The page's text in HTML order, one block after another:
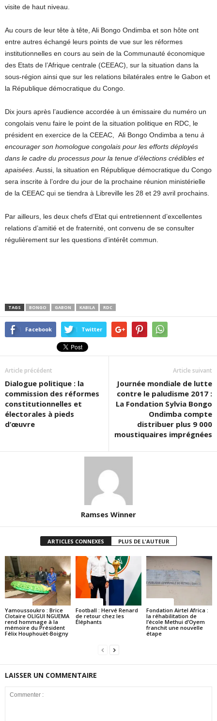
visite de haut niveau.
Au cours de leur tête à tête, Ali Bongo Ondimba et son hôte ont
entre autres échangé leurs points de vue sur les réformes
institutionnelles en cours au sein de la Communauté économique
des Etats de l’Afrique centrale (CEEAC), sur la situation dans la
sous-région ainsi que sur les relations bilatérales entre le Gabon et
la République démocratique du Congo.
Dix jours après l’audience accordée à un émissaire du numéro un
congolais venu faire le point de la situation politique en RDC, le
président en exercice de la CEEAC, Ali Bongo Ondimba a tenu à
encourager son homologue congolais pour les efforts déployés
dans le cadre du processus pour la tenue d’élections crédibles et
apaisées. Aussi, la situation en République démocratique du Congo
sera inscrite à l’ordre du jour de la prochaine réunion ministérielle
de la CEEAC qui se tiendra à Libreville les 28 et 29 avril prochains.
Par ailleurs, les deux chefs d’Etat qui entretiennent d’excellentes
relations d’amitié et de fraternité, ont convenu de se consulter
régulièrement sur les questions d’intérêt commun.
TAGS BONGO GABON KABILA RDC
Facebook Twitter
Article précédent
Dialogue politique : la
commission des réformes
constitutionnelles et
électorales à pieds
d’œuvre
Article suivant
Journée mondiale de lutte
contre le paludisme 2017 :
La Fondation Sylvia Bongo
Ondimba compte
distribuer plus 9 000
moustiquaires imprégnées
Ramses Winner
ARTICLES CONNEXES PLUS DE L'AUTEUR
Yamoussoukro : Brice
Clotaire OLIGUI NGUEMA
rend hommage à la
mémoire du Président
Félix Houphouët-Boigny
Football : Hervé Renard
de retour chez les
Éléphants
Fondation Airtel Africa :
la réhabilitation de
l’école Methui d’Oyem
franchit une nouvelle
étape
LAISSER UN COMMENTAIRE